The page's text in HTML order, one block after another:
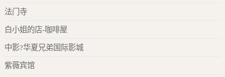
法门寺
白小姐的店-咖啡屋
中影?华夏兄弟国际影城
紫薇宾馆